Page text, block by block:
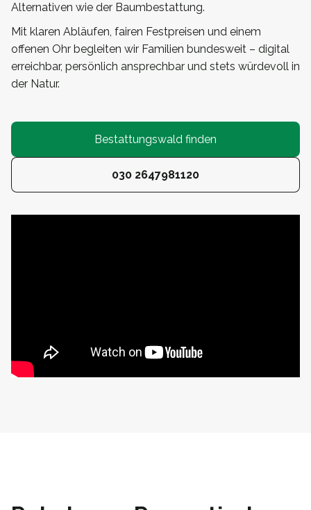
Alternativen wie der Baumbestattung.
Mit klaren Abläufen, fairen Festpreisen und einem
offenen Ohr begleiten wir Familien bundesweit – digital
erreichbar, persönlich ansprechbar und stets würdevoll in
der Natur.
Bestattungswald finden
030 2647981120